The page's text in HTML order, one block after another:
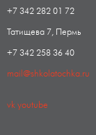
+7 342 282 01 72
Татищева 7, Пермь
+7 342 258 36 40
mail@shkolatochka.ru
vkyoutube